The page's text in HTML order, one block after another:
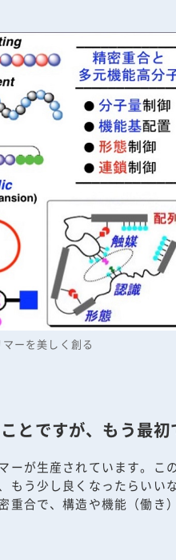
ーを美しく創る
とですが、もう最初
が生産されています。こ
もう少し良くなったらい
重合で、構造や機能（働